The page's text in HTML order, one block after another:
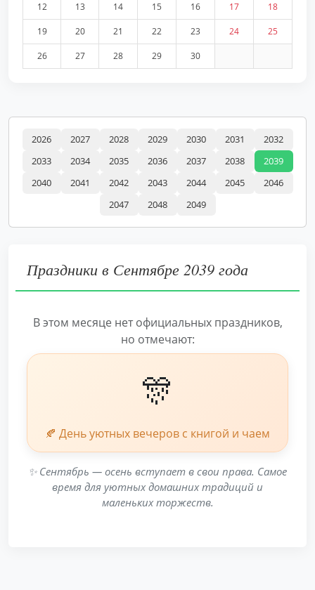
12 13 14 15 16 17 18
19 20 21 22 23 24 25
26 27 28 29 30
2026 2027 2028 2029 2030 2031
2032
2033
2034 2035 2036 2037 2038
2039
2040
2041 2042 2043 2044 2045
2046
2047
2048 2049
Праздники в Сентябре 2039 года
В этом месяце нет официальных праздников,
но отмечают:
🎊
🍂 День уютных вечеров с книгой и чаем
✨ Сентябрь — осень вступает в свои права. Самое
время для уютных домашних традиций и
маленьких торжеств.